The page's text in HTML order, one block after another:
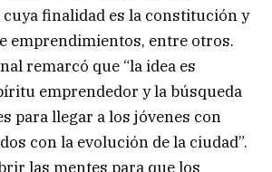
finalidad es la constitución y
emprendimientos, entre otros.
remarcó que “la idea es
emprendedor y la búsqueda
para llegar a los jóvenes con
con la evolución de la ciudad”.
las mentes para que los